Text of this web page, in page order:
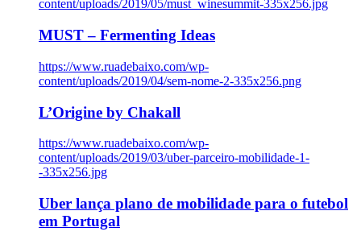
content/uploads/2019/05/must_winesummit-335x256.jpg
MUST – Fermenting Ideas
https://www.ruadebaixo.com/wp-
content/uploads/2019/04/sem-nome-2-335x256.png
L’Origine by Chakall
https://www.ruadebaixo.com/wp-
content/uploads/2019/03/uber-parceiro-mobilidade-1-
-335x256.jpg
Uber lança plano de mobilidade para o futebol
em Portugal